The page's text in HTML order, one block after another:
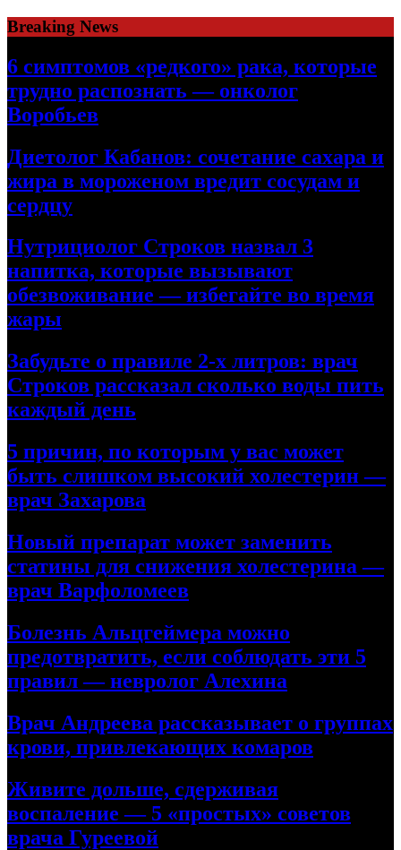
Skip
to
content
Breaking News
6 симптомов «редкого» рака, которые
трудно распознать — онколог
Воробьев
Диетолог Кабанов: сочетание сахара и
жира в мороженом вредит сосудам и
сердцу
Нутрициолог Строков назвал 3
напитка, которые вызывают
обезвоживание — избегайте во время
жары
Забудьте о правиле 2-х литров: врач
Строков рассказал сколько воды пить
каждый день
5 причин, по которым у вас может
быть слишком высокий холестерин —
врач Захарова
Новый препарат может заменить
статины для снижения холестерина —
врач Варфоломеев
Болезнь Альцгеймера можно
предотвратить, если соблюдать эти 5
правил — невролог Алехина
Врач Андреева рассказывает о группах
крови, привлекающих комаров
Живите дольше, сдерживая
воспаление — 5 «простых» советов
врача Гуреевой